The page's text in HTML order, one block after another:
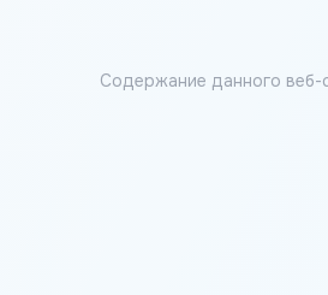
Содержание данного